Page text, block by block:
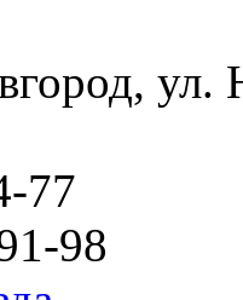
ул.
77
98